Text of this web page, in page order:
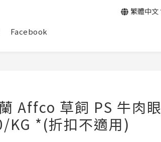
Facebook
繁體中文
Affco 草飼 PS 牛肉眼
KG *(折扣不適用)